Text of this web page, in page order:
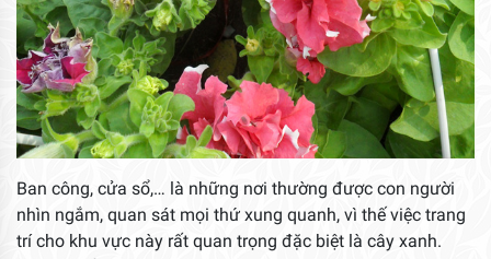
Ban công, cửa sổ,… là những nơi thường được con người
nhìn ngắm, quan sát mọi thứ xung quanh, vì thế việc trang
trí cho khu vực này rất quan trọng đặc biệt là cây xanh.